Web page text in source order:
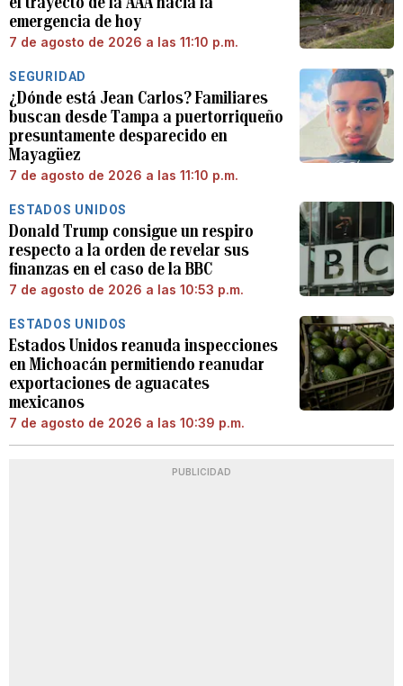
emergencia de hoy
7 de agosto de 2026 a las 11:10 p.m.
SEGURIDAD
¿Dónde está Jean Carlos? Familiares
buscan desde Tampa a puertorriqueño
presuntamente desparecido en
Mayagüez
7 de agosto de 2026 a las 11:10 p.m.
ESTADOS UNIDOS
Donald Trump consigue un respiro
respecto a la orden de revelar sus
finanzas en el caso de la BBC
7 de agosto de 2026 a las 10:53 p.m.
ESTADOS UNIDOS
Estados Unidos reanuda inspecciones
en Michoacán permitiendo reanudar
exportaciones de aguacates
mexicanos
7 de agosto de 2026 a las 10:39 p.m.
PUBLICIDAD